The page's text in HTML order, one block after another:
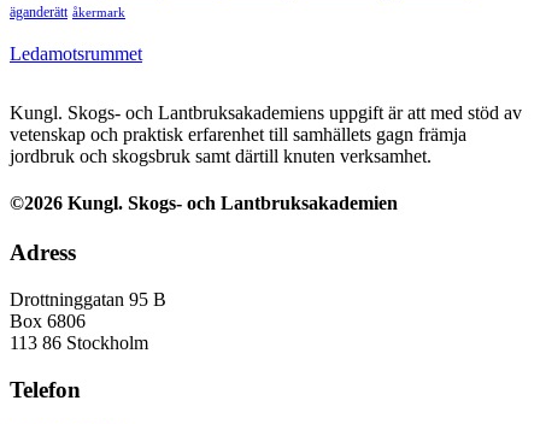
äganderätt åkermark
Ledamotsrummet
Kungl. Skogs- och Lantbruksakademiens uppgift är att med stöd av
vetenskap och praktisk erfarenhet till samhällets gagn främja
jordbruk och skogsbruk samt därtill knuten verksamhet.
©2026 Kungl. Skogs- och Lantbruksakademien
Adress
Drottninggatan 95 B
Box 6806
113 86 Stockholm
Telefon